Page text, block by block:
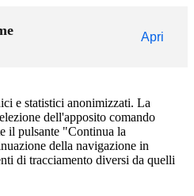
Apri
e statistici anonimizzati. La
dell'apposito comando
il pulsante "Continua la
della navigazione in
di tracciamento diversi da quelli